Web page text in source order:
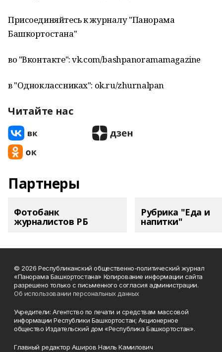
Присоединяйтесь к журналу "Панорама
Башкортостана"
во "Вконтакте": vk.com/bashpanoramamagazine
в "Одноклассниках": ok.ru/zhurnalpan
Читайте нас
Партнеры
Фотобанк
журналистов РБ
Рубрика "Еда и
напитки"
© 2026 Республиканский общественно-политический журнал
«Панорама Башкортостана» Копирование информации сайта
разрешено только с письменного согласия администрации.
Об использовании персональных данных
Учредители: Агентство по печати и средствам массовой
информации Республики Башкортостан; Акционерное
общество Издательский дом «Республика Башкортостан».
Главный редактор Аширов Наиль Камилович